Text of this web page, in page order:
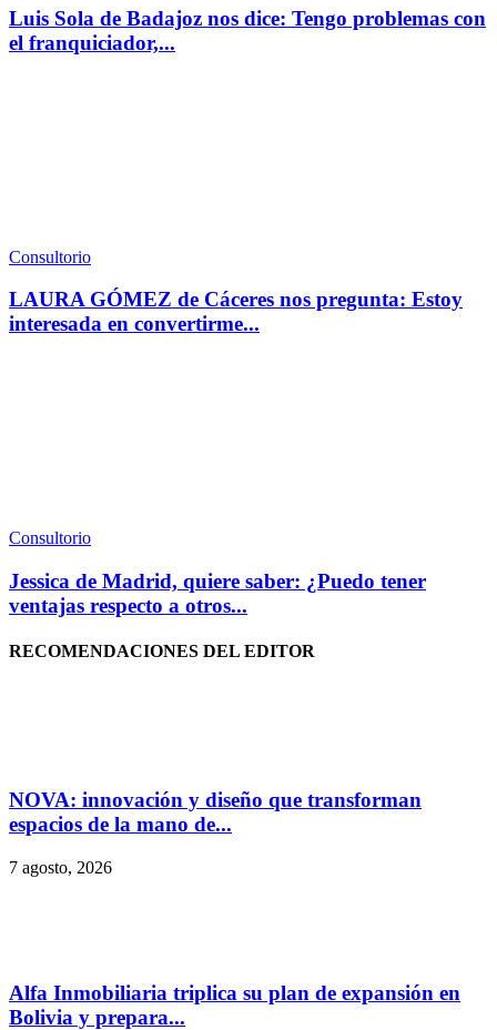
Luis Sola de Badajoz nos dice: Tengo problemas con
el franquiciador,...
Consultorio
LAURA GÓMEZ de Cáceres nos pregunta: Estoy
interesada en convertirme...
Consultorio
Jessica de Madrid, quiere saber: ¿Puedo tener
ventajas respecto a otros...
RECOMENDACIONES DEL EDITOR
NOVA: innovación y diseño que transforman
espacios de la mano de...
7 agosto, 2026
Alfa Inmobiliaria triplica su plan de expansión en
Bolivia y prepara...